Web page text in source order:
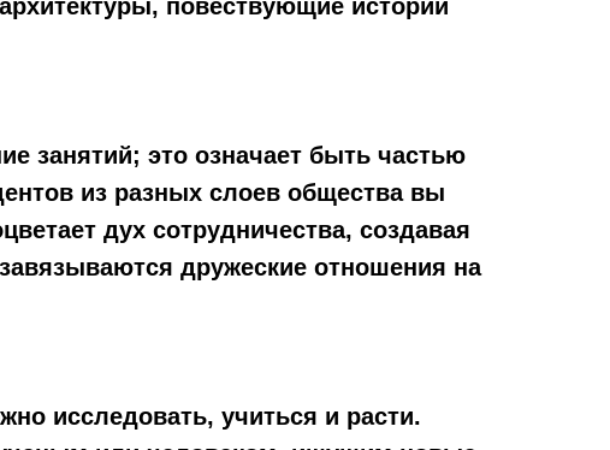
повествующие истории
занятий; это означает быть частью
из разных слоев общества вы
дух сотрудничества, создавая
дружеские отношения на
исследовать, учиться и расти.